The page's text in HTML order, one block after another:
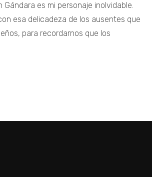
Gándara es mi personaje inolvidable.
esa delicadeza de los ausentes que
para recordarnos que los